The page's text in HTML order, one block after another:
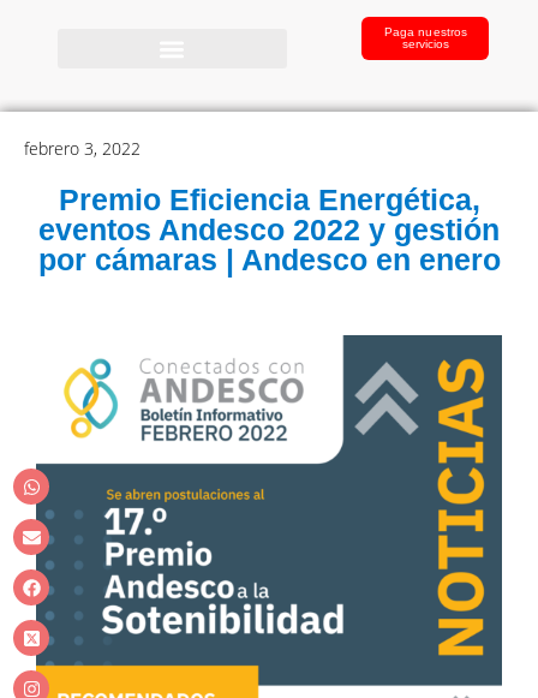
Paga nuestros
servicios
febrero 3, 2022
Premio Eficiencia Energética,
eventos Andesco 2022 y gestión
por cámaras | Andesco en enero